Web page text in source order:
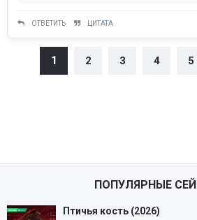
ОТВЕТИТЬ ЦИТАТА
1 2 3 4 5
ПОПУЛЯРНЫЕ
Птичья кость (2026)